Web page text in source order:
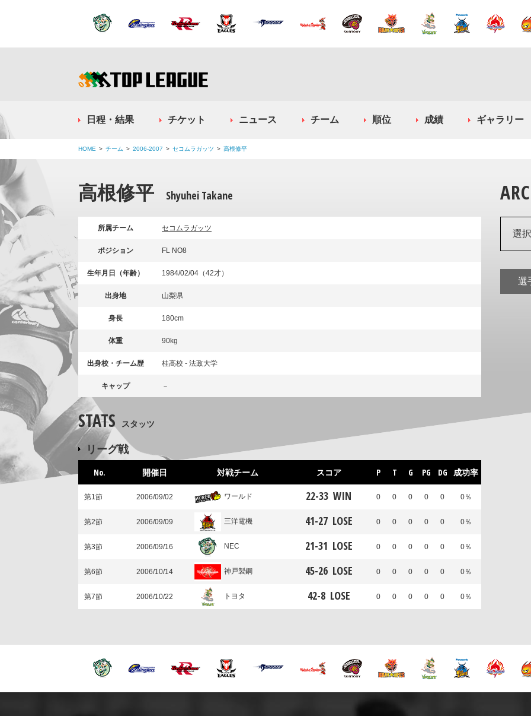
日程・結果 チケット ニュース チーム 順位 成績 ギャラリー
HOME チーム 2006-2007 セコムラガッツ 高根修平
高根修平 Shyuhei Takane
所属チーム セコムラガッツ
ポジション FL NO8
生年月日（年齢） 1984/02/04（42才）
出身地 山梨県
身長 180cm
体重 90kg
出身校・チーム歴 桂高校 - 法政大学
キャップ －
STATS スタッツ
リーグ戦
No. 開催日 対戦チーム スコア P T G PG DG 成功率
第1節 2006/09/02 ワールド 22-33 WIN 0 0 0 0 0 0％
第2節 2006/09/09 三洋電機 41-27 LOSE 0 0 0 0 0 0％
第3節 2006/09/16 NEC 21-31 LOSE 0 0 0 0 0 0％
第6節 2006/10/14 神戸製鋼 45-26 LOSE 0 0 0 0 0 0％
第7節 2006/10/22 トヨタ 42-8 LOSE 0 0 0 0 0 0％
選
選